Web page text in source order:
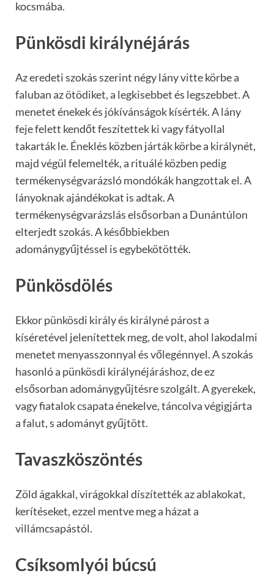
kocsmába.
Pünkösdi királynéjárás
Az eredeti szokás szerint négy lány vitte körbe a
faluban az ötödiket, a legkisebbet és legszebbet. A
menetet énekek és jókívánságok kísérték. A lány
feje felett kendőt feszítettek ki vagy fátyollal
takarták le. Éneklés közben járták körbe a királynét,
majd végül felemelték, a rituálé közben pedig
termékenységvarázsló mondókák hangzottak el. A
lányoknak ajándékokat is adtak. A
termékenységvarázslás elsősorban a Dunántúlon
elterjedt szokás. A későbbiekben
adománygyűjtéssel is egybekötötték.
Pünkösdölés
Ekkor pünkösdi király és királyné párost a
kíséretével jelenítettek meg, de volt, ahol lakodalmi
menetet menyasszonnyal és vőlegénnyel. A szokás
hasonló a pünkösdi királynéjáráshoz, de ez
elsősorban adománygyűjtésre szolgált. A gyerekek,
vagy fiatalok csapata énekelve, táncolva végigjárta
a falut, s adományt gyűjtött.
Tavaszköszöntés
Zöld ágakkal, virágokkal díszítették az ablakokat,
kerítéseket, ezzel mentve meg a házat a
villámcsapástól.
Csíksomlyói búcsú